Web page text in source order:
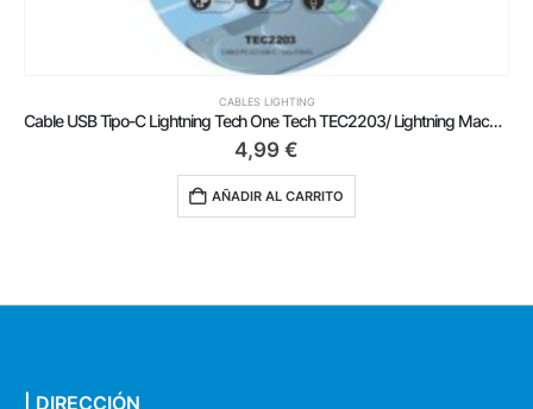
CABLES LIGHTING
Cable USB Tipo-C Lightning Tech One Tech TEC2203/ Lightning Macho – USB Tipo-C Macho/ 1m/ Blanco
4,99 €
AÑADIR AL CARRITO
| DIRECCIÓN